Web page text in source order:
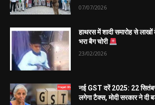
07/07/2026
हाथरस में शादी समारोह से
भरा बैग चोरी
23/02/2026
नई GST दरें 2025: 22
लगेगा टैक्स, मोदी सरकार ने दी